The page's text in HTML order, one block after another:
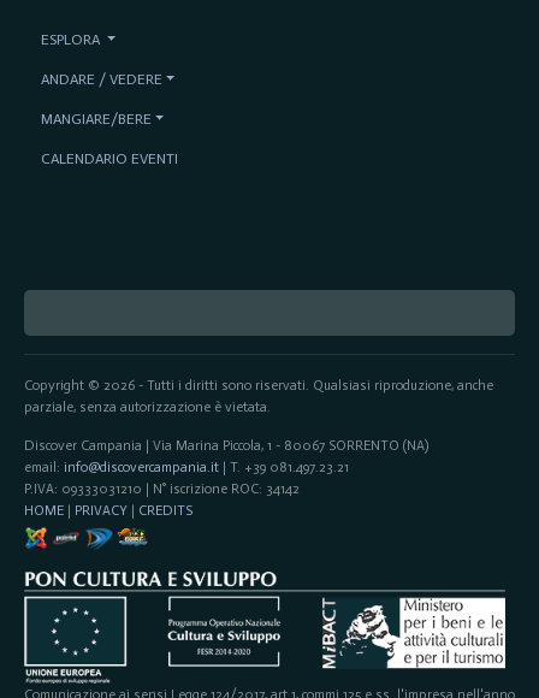
Copyright © 2026 - Tutti i diritti sono riservati. Qualsiasi riproduzione, anche
parziale, senza autorizzazione è vietata.
Discover Campania | Via Marina Piccola, 1 - 80067 SORRENTO (NA)
email: info@discovercampania.it| T. +39 081.497.23.21
P.IVA: 09333031210 | N° iscrizione ROC: 34142
HOME| PRIVACY | CREDITS
Comunicazione ai sensi Legge 124/2017, art.1, commi 125 e ss. l'impresa nell'anno
ESPLORA
ANDARE / VEDERE
MANGIARE/BERE
CALENDARIO EVENTI